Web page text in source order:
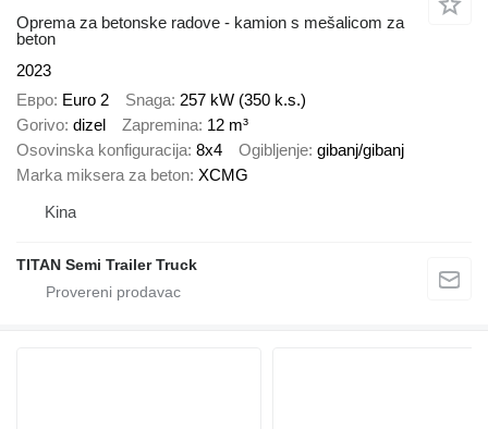
Oprema za betonske radove - kamion s mešalicom za
beton
2023
Евро Euro 2 Snaga 257 kW (350 k.s.)
Gorivo dizel Zapremina 12 m³
Osovinska konfiguracija 8x4 Ogibljenje gibanj/gibanj
Marka miksera za beton XCMG
Kina
TITAN Semi Trailer Truck